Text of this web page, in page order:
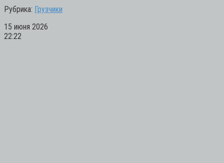
Рубрика: Грузчики
15 июня 2026
22:22